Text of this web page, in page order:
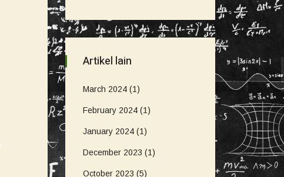
Artikel lain
March 2024 (1)
February 2024 (1)
January 2024 (1)
December 2023 (1)
October 2023 (5)